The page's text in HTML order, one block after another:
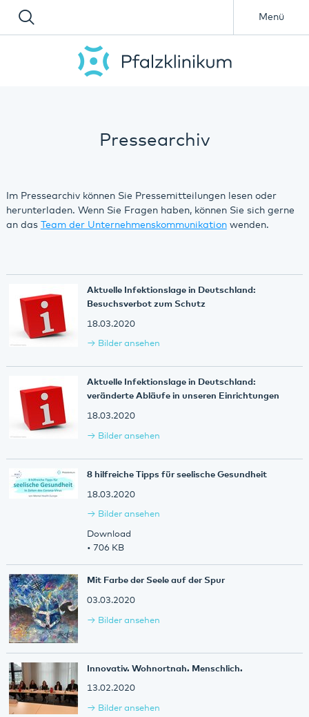
Menü
Pressearchiv
Im Pressearchiv können Sie Pressemitteilungen lesen oder
herunterladen. Wenn Sie Fragen haben, können Sie sich gerne
an das Team der Unternehmenskommunikationwenden.
Aktuelle Infektionslage in Deutschland:
Besuchsverbot zum Schutz
18.03.2020
Bilder ansehen
Aktuelle Infektionslage in Deutschland:
veränderte Abläufe in unseren Einrichtungen
18.03.2020
Bilder ansehen
8 hilfreiche Tipps für seelische Gesundheit
18.03.2020
Bilder ansehen
Download
• 706 KB
Mit Farbe der Seele auf der Spur
03.03.2020
Bilder ansehen
Innovativ. Wohnortnah. Menschlich.
13.02.2020
Bilder ansehen